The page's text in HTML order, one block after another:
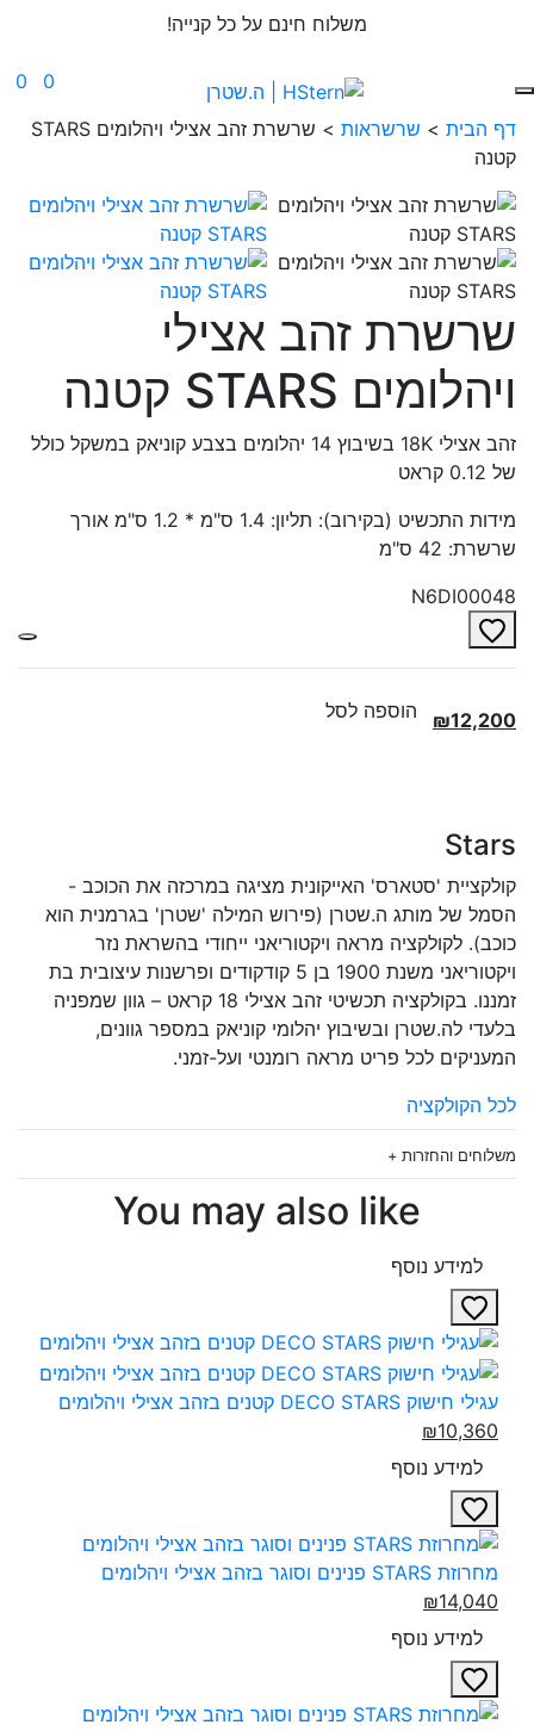
משלוח חינם על כל קנייה!
0
0
דף הבית > שרשראות >
שרשרת זהב אצילי ויהלומים STARS
קטנה
שרשרת זהב אצילי
ויהלומים STARS קטנה
זהב אצילי 18K בשיבוץ 14 יהלומים בצבע קוניאק במשקל כולל
של 0.12 קראט
מידות התכשיט (בקירוב): תליון: 1.4 ס"מ * 1.2 ס"מ אורך
שרשרת: 42 ס"מ
N6DI00048
₪12,200 הוספה לסל
Stars
קולקציית 'סטארס' האייקונית מציגה במרכזה את הכוכב -
הסמל של מותג ה.שטרן (פירוש המילה 'שטרן' בגרמנית הוא
כוכב). לקולקציה מראה ויקטוריאני ייחודי בהשראת נזר
ויקטוריאני משנת 1900 בן 5 קודקודים ופרשנות עיצובית בת
זמננו. בקולקציה תכשיטי זהב אצילי 18 קראט – גוון שמפניה
בלעדי לה.שטרן ובשיבוץ יהלומי קוניאק במספר גוונים,
המעניקים לכל פריט מראה רומנטי ועל-זמני.
לכל הקולקציה
משלוחים והחזרות +
You may also like
למידע נוסף
עגילי חישוק DECO STARS קטנים בזהב אצילי ויהלומים‎
₪10,360
למידע נוסף
מחרוזת STARS פנינים וסוגר בזהב אצילי ויהלומים‎‎
₪14,040
למידע נוסף